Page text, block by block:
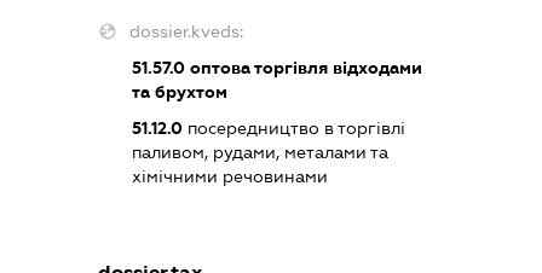
dossier.kveds:
51.57.0 оптова торгівля відходами
та брухтом
51.12.0 посередництво в торгівлі
паливом, рудами, металами та
хімічними речовинами